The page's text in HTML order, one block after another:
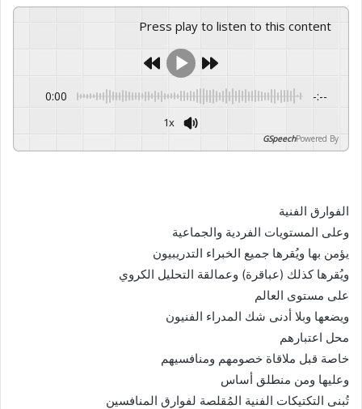
Press play to listen to this content
0:00 -:--
1x
Powered By
GSpeech
الفوارق الفنية
وعلى المستويات الفردية والجماعية
يؤمن بها ويُقرها جميع الخبراء التدريبيون
ويُقرها كذلك (عباقرة) وعمالقة التحليل الكروي
على مستوى العالم
ويضعها وبلا أدنى شك المدراء الفنيون
محل اعتبارهم
خاصة قبل ملاقاة خصومهم ومنافسيهم
وعليها ومن منطلق أساس
تُبنى التكتيكات الفنية المُقلصة لفوارق المنافسين